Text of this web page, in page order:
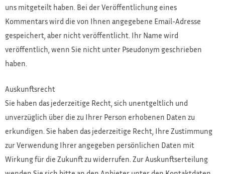
uns mitgeteilt haben. Bei der Veröffentlichung eines
Kommentars wird die von Ihnen angegebene Email-Adresse
gespeichert, aber nicht veröffentlicht. Ihr Name wird
veröffentlich, wenn Sie nicht unter Pseudonym geschrieben
haben.
Auskunftsrecht
Sie haben das jederzeitige Recht, sich unentgeltlich und
unverzüglich über die zu Ihrer Person erhobenen Daten zu
erkundigen. Sie haben das jederzeitige Recht, Ihre Zustimmung
zur Verwendung Ihrer angegeben persönlichen Daten mit
Wirkung für die Zukunft zu widerrufen. Zur Auskunftserteilung